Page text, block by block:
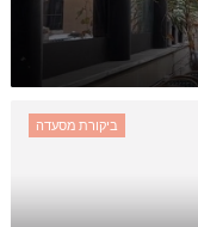
ביקורת מסעדה